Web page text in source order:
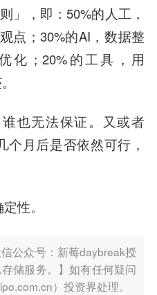
」，即：50%的人工，
点；30%的AI，数据整
化；20%的工具，用
也无法保证。又或者
月后是否依然可行，
性。
公众号：新莓daybreak授
储服务。】如有任何疑问
）投资界处理。